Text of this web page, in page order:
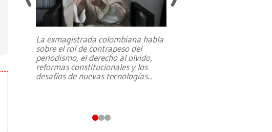
La exmagistrada colombiana habla
sobre el rol de contrapeso del
periodismo, el derecho al olvido,
reformas constitucionales y los
desafíos de nuevas tecnologías...